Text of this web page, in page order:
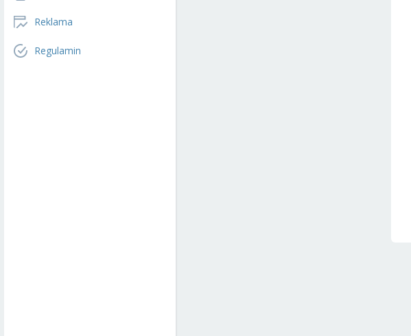
Reklama
Regulamin